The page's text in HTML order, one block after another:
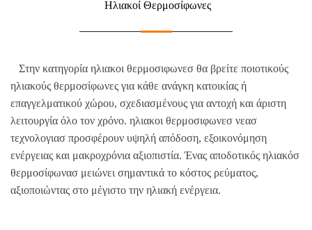
Ηλιακοί Θερμοσίφωνες
Στην κατηγορία ηλιακοι θερμοσιφωνεσ θα βρείτε ποιοτικούς
ηλιακούς θερμοσίφωνες για κάθε ανάγκη κατοικίας ή
επαγγελματικού χώρου, σχεδιασμένους για αντοχή και άριστη
λειτουργία όλο τον χρόνο. ηλιακοι θερμοσιφωνεσ νεασ
τεχνολογιασ προσφέρουν υψηλή απόδοση, εξοικονόμηση
ενέργειας και μακροχρόνια αξιοπιστία. Ένας αποδοτικός ηλιακόσ
θερμοσίφωνασ μειώνει σημαντικά το κόστος ρεύματος,
αξιοποιώντας στο μέγιστο την ηλιακή ενέργεια.